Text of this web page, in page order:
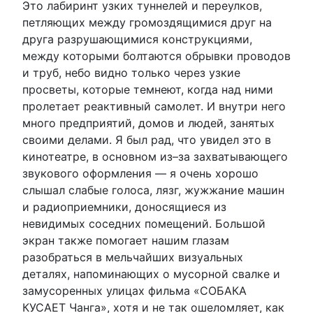
Это лабиринт узких туннелей и переулков,
петляющих между громоздящимися друг на
друга разрушающимися конструкциями,
между которыми болтаются обрывки проводов
и труб, небо видно только через узкие
просветы, которые темнеют, когда над ними
пролетает реактивный самолет. И внутри него
много предприятий, домов и людей, занятых
своими делами. Я был рад, что увидел это в
кинотеатре, в основном из–за захватывающего
звукового оформления — я очень хорошо
слышал слабые голоса, лязг, жужжание машин
и радиоприемники, доносящиеся из
невидимых соседних помещений. Большой
экран также помогает нашим глазам
разобраться в мельчайших визуальных
деталях, напоминающих о мусорной свалке и
замусоренных улицах фильма «СОБАКА
КУСАЕТ Чанга», хотя и не так ошеломляет, как